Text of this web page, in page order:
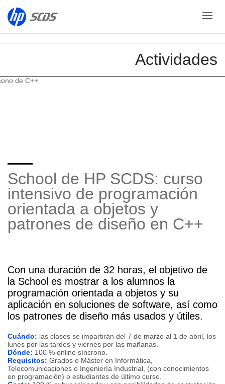
School
Actividades
School de HP SCDS: curso
intensivo de programación
orientada a objetos y
patrones de diseño en C++
Con una duración de 32 horas, el objetivo de
la School es mostrar a los alumnos la
programación orientada a objetos y su
aplicación en soluciones de software, así como
los patrones de diseño más usados y útiles.
Cuándo: las clases se impartirán del 7 de marzo al 1 de abril, los
lunes por las tardes y viernes por las mañanas.
Dónde: 100 % online síncrono.
Requisitos: Grados o Máster en Informática,
Telecomunicaciones o Ingeniería Industrial, (con conocimientos
en programación) o estudiantes de último curso.